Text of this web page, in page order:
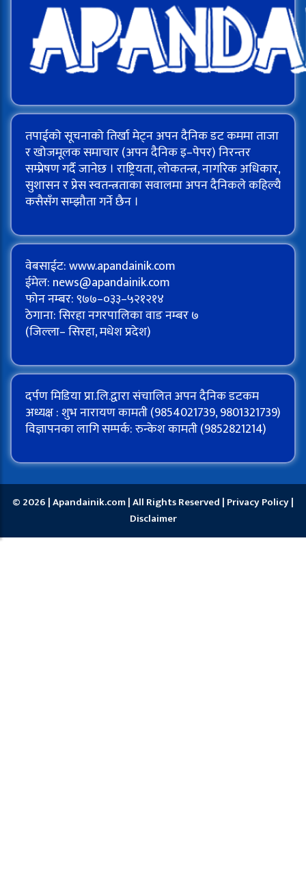
तपाईको सूचनाको तिर्खा मेट्न अपन दैनिक डट कममा ताजा
र खोजमूलक समाचार (अपन दैनिक इ–पेपर) निरन्तर
सम्प्रेषण गर्दै जानेछ । राष्ट्रियता, लोकतन्त्र, नागरिक अधिकार,
सुशासन र प्रेस स्वतन्त्रताका सवालमा अपन दैनिकले कहिल्यै
कसैसँग सम्झौता गर्ने छैन ।
वेबसाईट: www.apandainik.com
ईमेल: news@apandainik.com
फोन नम्बर: ९७७–०३३–५२१२१४
ठेगाना: सिरहा नगरपालिका वाड नम्बर ७
(जिल्ला– सिरहा, मधेश प्रदेश)
दर्पण मिडिया प्रा.लि.द्वारा संचालित अपन दैनिक डटकम
अध्यक्ष : शुभ नारायण कामती (9854021739, 9801321739)
विज्ञापनका लागि सम्पर्क: रुन्केश कामती (9852821214)
© 2026 | Apandainik.com | All Rights Reserved | Privacy Policy|
Disclaimer